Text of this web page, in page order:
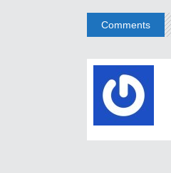
Comments